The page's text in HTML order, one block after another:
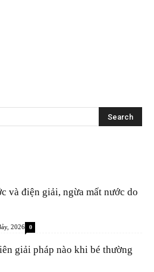
và điện giải, ngừa mất nước do
2026 0
giải pháp nào khi bé thường